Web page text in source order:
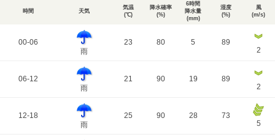
時間 天気
気温
(℃)
降水確率
(%)
6時間
降水量
(mm)
湿度
(%)
風
(m/s)
00-06
雨
23 80 5
89
2
06-12
雨
21 90 19
89
2
12-18
雨
25 90 28
73
5